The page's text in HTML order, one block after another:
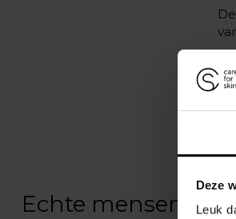
Deze
Leuk
Echte mensen,